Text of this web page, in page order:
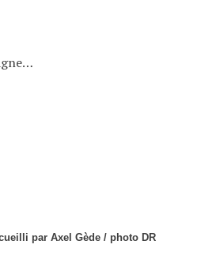
par Axel Gède / photo DR